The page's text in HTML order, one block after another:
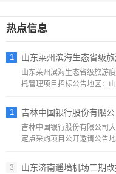
热点信息
1 山东莱州滨海生态省级旅游度
山东莱州滨海生态省级旅游
托管理项目招标公告地区：
1 吉林中国银行股份有限公司大
吉林中国银行股份有限公司
定点采购项目公开邀请公告
3
山东济南遥墙机场二期改扩建